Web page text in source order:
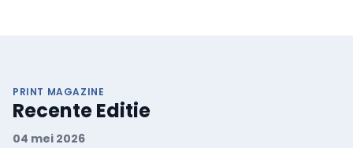
PRINT MAGAZINE
Recente Editie
04 mei 2026